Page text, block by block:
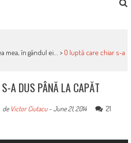
mea, în gândul ei... > O luptă care chiar s-a
A DUS PÂNĂ LA CAPĂT
de Victor Ciutacu-June 21, 2014
21